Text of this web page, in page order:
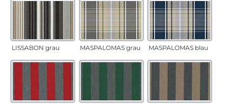
LISSABON grau MASPALOMAS grau MASPALOMAS blau